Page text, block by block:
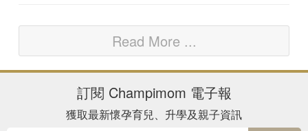
Read More ...
訂閱 Champimom 電子報
獲取最新懷孕育兒、升學及親子資訊